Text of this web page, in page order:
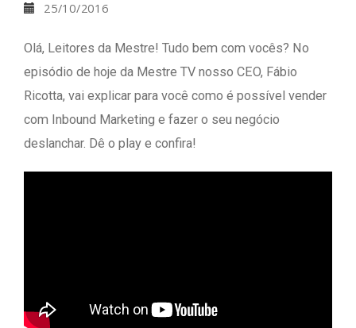
25/10/2016
Olá, Leitores da Mestre! Tudo bem com vocês? No
episódio de hoje da Mestre TV nosso CEO, Fábio
Ricotta, vai explicar para você como é possível vender
com Inbound Marketing e fazer o seu negócio
deslanchar. Dê o play e confira!